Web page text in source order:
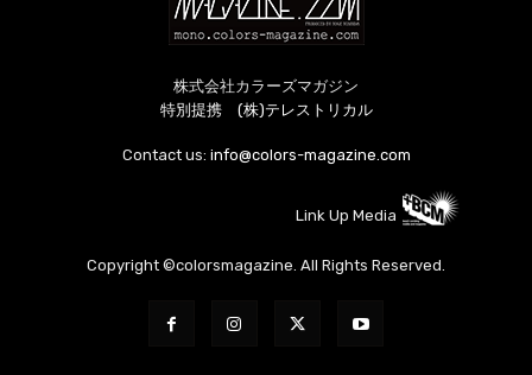
株式会社カラーズマガジン
特別提携 (株)テレストリカル
Contact us: info@colors-magazine.com
Link Up Media
Copyright ©colorsmagazine. All Rights Reserved.